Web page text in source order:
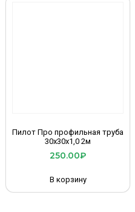
Пилот Про профильная труба
30х30х1,0 2м
250.00₽
В корзину